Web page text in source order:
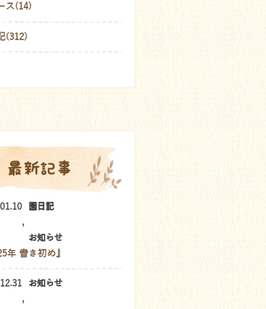
ス(14)
(312)
最新記事
園日記
,
お知らせ
年 書き初め』
お知らせ
,